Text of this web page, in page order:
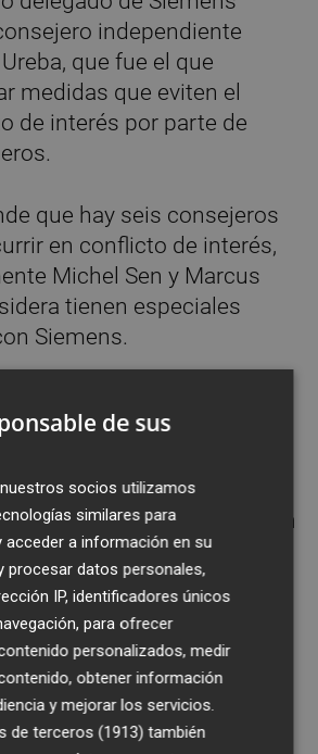
independiente
que fue el que
medidas que eviten el
de interés por parte de
que hay seis consejeros
en conflicto de interés,
Michel Sen y Marcus
tienen especiales
Siemens.
citado Alberto Alonso, que
Derecho Mercantil, y que
comisión donde no
los consejeros
alemana, con el fin
necesarias para
se encontrara en
de interés. Esa
de analizar los
pudiera tener la
una nueva sociedad.
de sus
socios utilizamos
similares para
acceder a información en su
procesar datos personales,
IP, identificadores únicos
para ofrecer
personalizados, medir
obtener información
y mejorar los servicios.
de terceros (1913) también